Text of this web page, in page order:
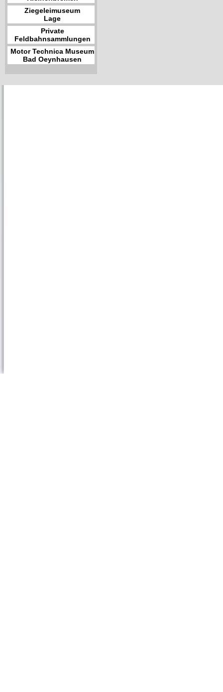
Ziegeleimuseum
Lage
Private
Feldbahnsammlungen
Motor Technica Museum
Bad Oeynhausen